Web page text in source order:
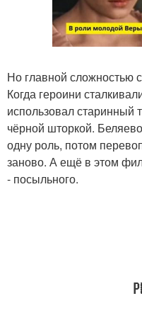
Но главной сложностью
Когда героини
использовал старинный
чёрной шторкой.
одну роль, потом
заново. А ещё в этом
- посыльного.